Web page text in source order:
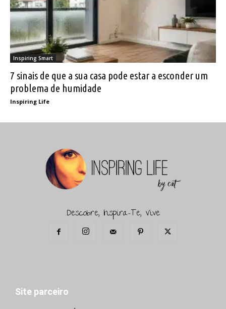
Inspiring Smart
7 sinais de que a sua casa pode estar a esconder um
problema de humidade
Inspiring Life
Descobre, Inspira-Te, Vive
Site parceiro